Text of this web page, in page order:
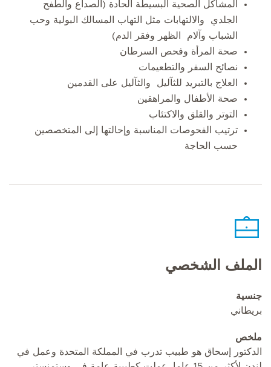
المشاكل الصحية البسيطة الحادة (الصداع والطفح
الجلدي والالتهابات مثل التهاب المسالك البولية وحب
الشباب وآلام الظهر وفقر الدم)
صحة المرأة وفحص السرطان
نصائح السفر والتطعيمات
العلاج بالتبريد للثآليل والثآليل على القدمين
صحة الأطفال والمراهقين
التوتر والقلق والاكتئاب
ترتيب الفحوصات المناسبة وإحالتها إلى المتخصصين
حسب الحاجة
الملف الشخصي
جنسية
بريطاني
ملخص
الدكتور إسحاق هو طبيب تدرب في المملكة المتحدة وعمل في